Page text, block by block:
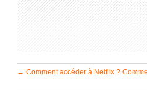
← Comment accéder à Netflix ?